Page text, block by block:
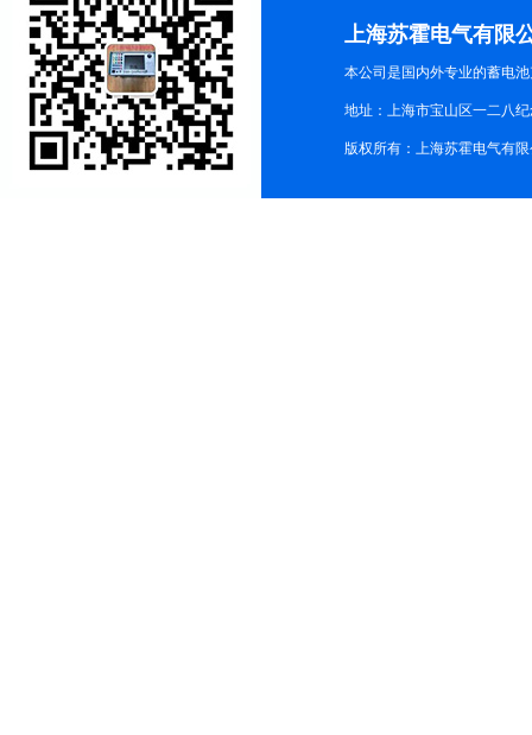
上海苏霍电气有限
本公司是国内外专业的蓄电
地址：上海市宝山区一二八纪
版权所有：上海苏霍电气有